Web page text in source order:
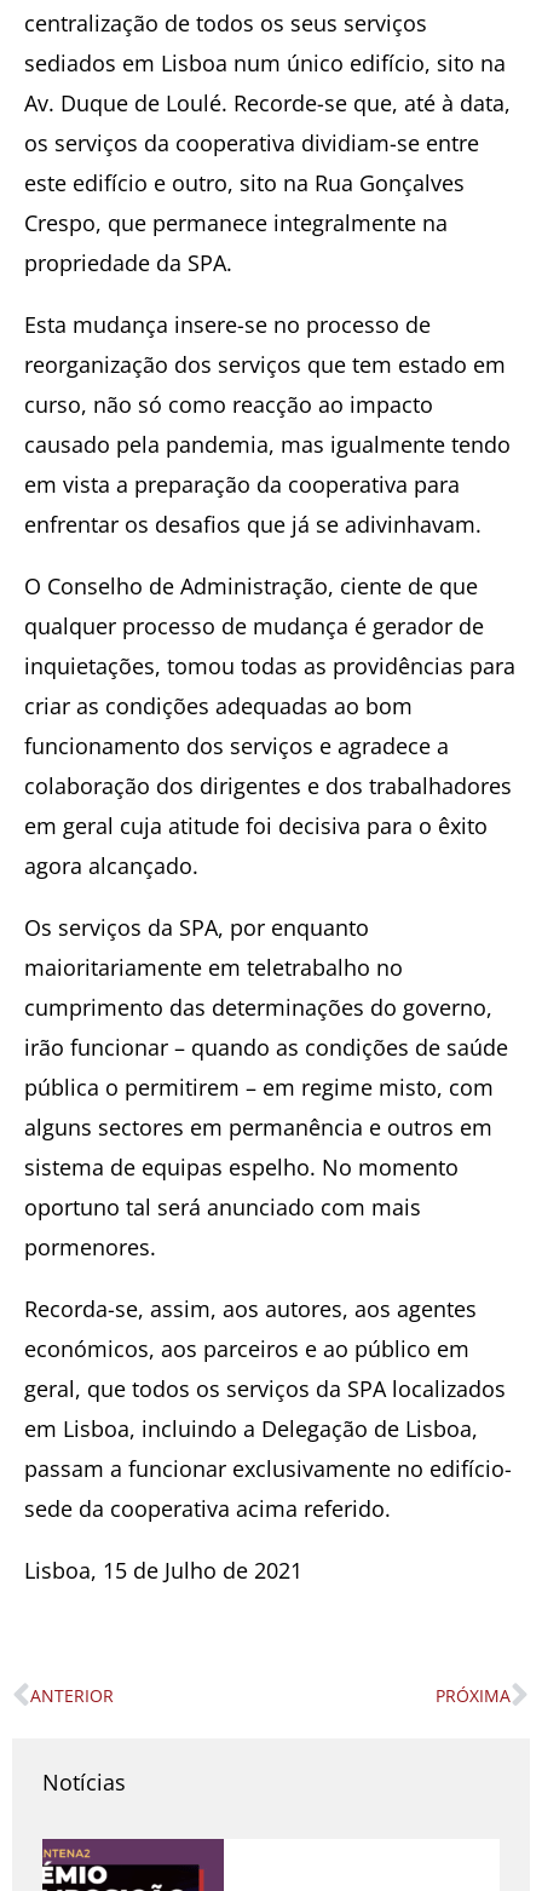
centralização de todos os seus serviços
sediados em Lisboa num único edifício, sito na
Av. Duque de Loulé. Recorde-se que, até à data,
os serviços da cooperativa dividiam-se entre
este edifício e outro, sito na Rua Gonçalves
Crespo, que permanece integralmente na
propriedade da SPA.
Esta mudança insere-se no processo de
reorganização dos serviços que tem estado em
curso, não só como reacção ao impacto
causado pela pandemia, mas igualmente tendo
em vista a preparação da cooperativa para
enfrentar os desafios que já se adivinhavam.
O Conselho de Administração, ciente de que
qualquer processo de mudança é gerador de
inquietações, tomou todas as providências para
criar as condições adequadas ao bom
funcionamento dos serviços e agradece a
colaboração dos dirigentes e dos trabalhadores
em geral cuja atitude foi decisiva para o êxito
agora alcançado.
Os serviços da SPA, por enquanto
maioritariamente em teletrabalho no
cumprimento das determinações do governo,
irão funcionar – quando as condições de saúde
pública o permitirem – em regime misto, com
alguns sectores em permanência e outros em
sistema de equipas espelho. No momento
oportuno tal será anunciado com mais
pormenores.
Recorda-se, assim, aos autores, aos agentes
económicos, aos parceiros e ao público em
geral, que todos os serviços da SPA localizados
em Lisboa, incluindo a Delegação de Lisboa,
passam a funcionar exclusivamente no edifício-
sede da cooperativa acima referido.
Lisboa, 15 de Julho de 2021
Prev
ANTERIOR PRÓXIMA
Notícias